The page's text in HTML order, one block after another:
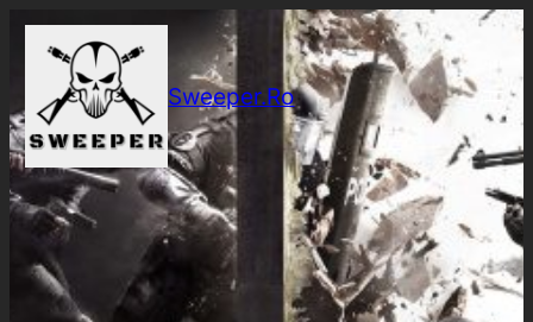
Sari
conținut
Sweeper.Ro